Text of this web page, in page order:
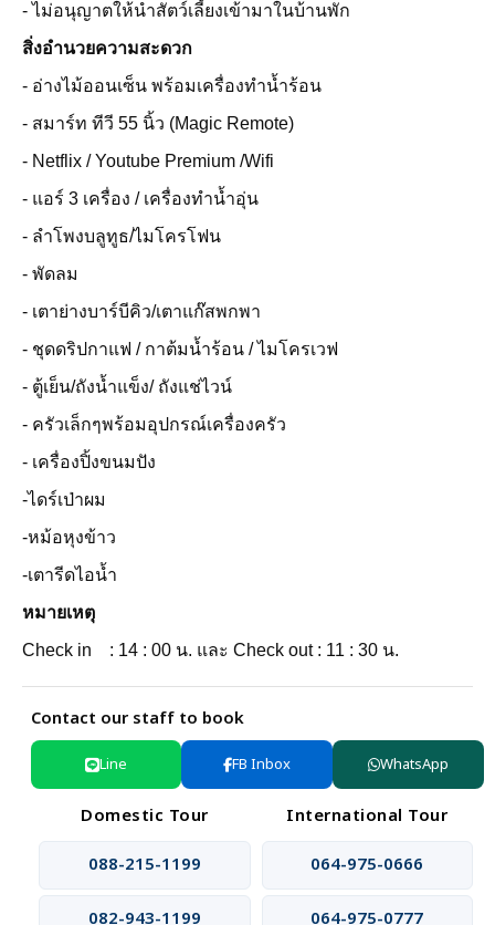
- ไม่อนุญาตให้นำสัตว์เลี้ยงเข้ามาในบ้านพัก
สิ่งอำนวยความสะดวก
- อ่างไม้ออนเซ็น พร้อมเครื่องทำน้ำร้อน
- สมาร์ท ทีวี 55 นิ้ว (Magic Remote)
- Netflix / Youtube Premium /Wifi
- แอร์ 3 เครื่อง / เครื่องทำน้ำอุ่น
- ลำโพงบลูทูธ/ไมโครโฟน
- พัดลม
- เตาย่างบาร์บีคิว/เตาแก๊สพกพา
- ชุดดริปกาแฟ / กาต้มน้ำร้อน / ไมโครเวฟ
- ตู้เย็น/ถังน้ำแข็ง/ ถังแช่ไวน์
- ครัวเล็กๆพร้อมอุปกรณ์เครื่องครัว
- เครื่องปิ้งขนมปัง
-ไดร์เป่าผม
-หม้อหุงข้าว
-เตารีดไอน้ำ
หมายเหตุ
Check in : 14 : 00 น. และ Check out : 11 : 30 น.
Contact our staff to book
Line FB Inbox WhatsApp
Domestic Tour
International Tour
088-215-1199
064-975-0666
082-943-1199 064-975-0777